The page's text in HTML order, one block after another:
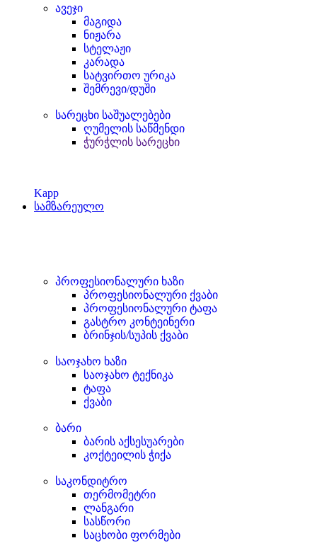
ავეჯი
მაგიდა
ნიჟარა
სტელაჟი
კარადა
სატვირთო ურიკა
შემრევი/დუში
სარეცხი საშუალებები
ღუმელის საწმენდი
ჭურჭლის სარეცხი
Kapp
სამზარეულო
პროფესიონალური ხაზი
პროფესიონალური ქვაბი
პროფესიონალური ტაფა
გასტრო კონტეინერი
ბრინჯის/სუპის ქვაბი
საოჯახო ხაზი
საოჯახო ტექნიკა
ტაფა
ქვაბი
ბარი
ბარის აქსესუარები
კოქტეილის ჭიქა
საკონდიტრო
თერმომეტრი
ლანგარი
სასწორი
საცხობი ფორმები